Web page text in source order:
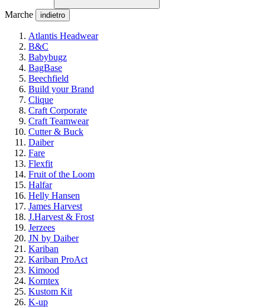
Marche indietro
Atlantis Headwear
B&C
Babybugz
BagBase
Beechfield
Build your Brand
Clique
Craft Corporate
Craft Teamwear
Cutter & Buck
Daiber
Fare
Flexfit
Fruit of the Loom
Halfar
Helly Hansen
James Harvest
J.Harvest & Frost
Jerzees
JN by Daiber
Kariban
Kariban ProAct
Kimood
Korntex
Kustom Kit
K-up